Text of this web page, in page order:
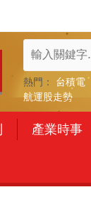
熱門： 台積電
航運股走勢
產業時事